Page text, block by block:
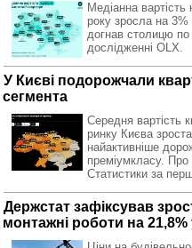
Медіанна вартість
року зросла на
догнав столицю
дослідженні OLX.
У Києві подорожчали
сегмента
Середня вартість
ринку Києва
найактивніше
преміумкласу. Про
Статистики за
Держстат зафіксував
монтажні роботи на 21,8%